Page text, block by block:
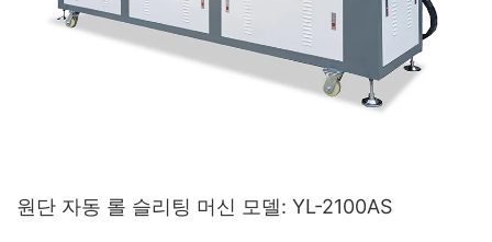
원단 자동 롤 슬리팅 머신 모델: YL-2100AS